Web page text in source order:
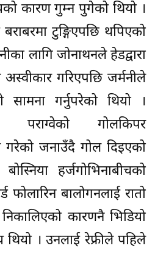
कारण गुम्न पुगेको थियो ।
टुङ्गिएपछि थपिएको
लागि जोनाथनले हेडद्वारा
गरिएपछि जर्मनीले
गर्नुपरेको थियो ।
पराग्वेको गोलकिपर
जनाउँदै गोल दिइएको
हर्जगोभिनाबीचको
फोलारिन बालोगनलाई रातो
कारणनै भिडियो
थियो । उनलाई रेफ्रीले पहिले